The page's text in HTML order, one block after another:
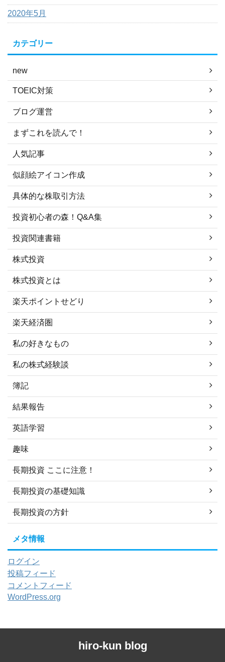
2020年5月
カテゴリー
new
TOEIC対策
ブログ運営
まずこれを読んで！
人気記事
似顔絵アイコン作成
具体的な株取引方法
投資初心者の森！Q&A集
投資関連書籍
株式投資
株式投資とは
楽天ポイントせどり
楽天経済圏
私の好きなもの
私の株式経験談
簿記
結果報告
英語学習
趣味
長期投資 ここに注意！
長期投資の基礎知識
長期投資の方針
メタ情報
ログイン
投稿フィード
コメントフィード
WordPress.org
hiro-kun blog